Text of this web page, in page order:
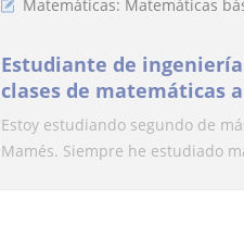
Matemáticas: Matemáticas
Estudiante de
clases de matemáticas
Estoy estudiando segundo de
Mamés. Siempre he estudiado